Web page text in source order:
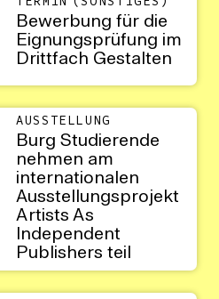
Bewerbung für die
Eignungsprüfung im
Drittfach Gestalten
AUSSTELLUNG
Burg Studierende
nehmen am
internationalen
Ausstellungsprojekt
Artists As
Independent
Publishers teil